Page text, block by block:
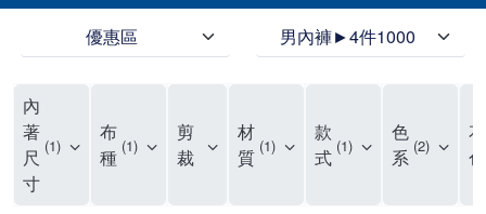
優惠區 男內褲►4件1000
三花男內褲提供最平實好搭的男內褲選擇。採用高品質原料製成，三花男內褲擁有絕佳彈性與透氣度，怎麼穿都舒適不用擔心造成肌膚困擾，立體剪裁全面大升級，滿意度百分百。
三花男內褲是男生首選品牌，適合休閒與運動。彈性好，人體工學剪裁，立體效果佳，舒適感大提升，魅力指數破表！
市佔率高達50年！三花專注設計，提升舒適與耐用，針對亞洲男性剪裁，大動作不卡襠。
三花男內褲採用優質棉料製成，褲身擁有超過千個散熱孔，吸汗透氣，柔順舒適，解決一般男內褲的悶熱問題。針對亞洲男性體型的立體剪裁設計，告別卡襠煩惱，自如大動作。三花男內褲市佔率高，專注製造與開發超過50年，提升舒適度與耐用性，深受網友推崇。五片式剪裁設計，適合各種身形及風格，給予肌膚前所未有的透氣舒適體驗。
【心情閒聊】男內褲的一些小心得?! 身為一名廣告代理商的社群小編，每次接到新客戶都需做好充足的產業功課，以免在撰寫廣告時顯得膚淺。美妝和流行服飾的客戶總讓我感到一點小確幸，因為可以搶先試用到新產品，或請客戶幫忙以員工價購買商品，讓人有中獎的小喜悅。 這次的客戶卻是-男內褲! 男內褲! 男內褲! 由於是第一次接觸這類產品，所以特地重複三次來表達內心的震驚。因為獨處時間較長，對於男內褲的研究多少有些害羞。因而硬著頭皮買了好幾件男內褲進行研究。 家裡沒有兄弟，也沒有可以直接聊男內褲的男性朋友，自己去買男內褲真的需要一些勇氣。我感謝現在的高科技網購，讓我不用親自到店面盯著男內褲看，也能輕鬆購買到不同種類的男內褲，真是感恩網路! 在Google搜尋 ""男內褲""，瞬間出現許多品牌，男內褲的世界真是博大精深呢。我開始扮演男內褲研究生，對男內褲進行分類：從長短、高低中腰到情趣男內褲，各式各樣應有盡有。好險此次的客戶是比較中規中矩的，情趣類的男內褲不在研究範圍，不然一直盯著穿內褲的模特兒看也太難為情了。 男內褲的設計功能其實不亞於女生內衣。由於男生身體結構的關係，需要更細心的設計。市面上較大的品牌有老牌的三花、三槍、宜而爽等，還有大手筆請代言人的CK、PLAYBOY等品牌。要選男內褲，實在需要下些功夫。 我將男內褲分為兩個面向：花色和功能設計。選擇男內褲的花色非常重要，因為能看出個人的品味和對內外搭配的重視程度。宅男們穿著50歲阿伯的花色內褲，或是穿白褲子搭配大黑色內褲，都是不OK的搭配。 功能設計則是對重要部位的保?。為了確保舒適性，有的內褲設計了開襟方便上廁所，有的設計了專屬囊袋固定，更有五片立體剪裁，或者強調視覺效果的內褲。這些設計不僅滿足基本的生理需求，更進階到心靈上的滿足。 以往從未想過要認真研究男內褲，直到這次工作的契機才真正了解男內褲的繁複。男內褲花色多樣，研究起來花費了不少時間。與男內褲客戶窗口交流，我這個女專案可能會有一段尷尬期，希望自己討論時不會笑場。雖然我無法真正體驗男內褲的全部功能，但透過揣測和客戶專業的回答，依然探詢到了許多有趣的現象。 某些網友反應某些國外品牌的男內褲不好穿，可能因為這些品牌是按照西方身材比例製造，不太適合台灣男性。同樣的現象也出現在女性內衣上，所以選擇適合自己的內褲才是最重要的。 以上只是我的心情抒發，沒有針對任何一家男內褲品牌，歡迎更多對男內褲有興趣的朋友加入研究行列！"
內
著
尺
寸
1
布
種 1
剪
裁
材
質 1
款
式 1
色
系 2
花
色